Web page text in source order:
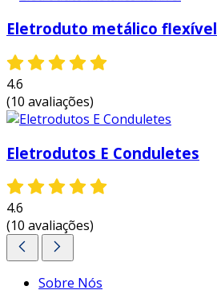
Eletroduto metálico flexível
4.6
(10 avaliações)
Eletrodutos E Conduletes
4.6
(10 avaliações)
Sobre Nós